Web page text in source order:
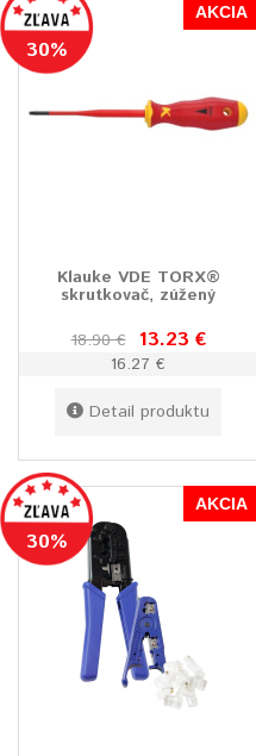
30%
AKCIA
Klauke VDE TORX®
skrutkovač, zúžený
18.90 € 13.23 €
16.27 €
Detail produktu
30%
AKCIA